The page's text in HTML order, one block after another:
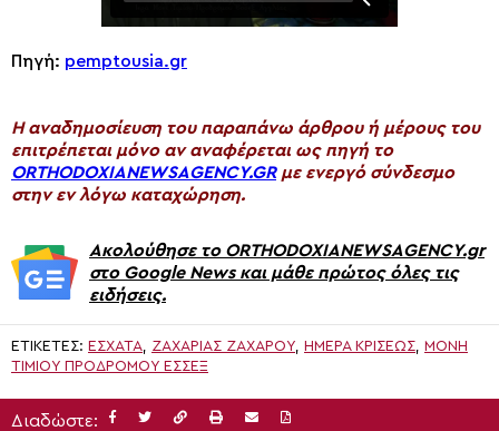
Πηγή: pemptousia.gr
H αναδημοσίευση του παραπάνω άρθρου ή μέρους του
επιτρέπεται μόνο αν αναφέρεται ως πηγή το
ORTHODOXIANEWSAGENCY.GRμε ενεργό σύνδεσμο
στην εν λόγω καταχώρηση.
Ακολούθησε το ORTHODOXIANEWSAGENCY.gr
στο Google News και μάθε πρώτος όλες τις
ειδήσεις.
ΕΤΙΚΈΤΕΣ: ΈΣΧΑΤΑ ΖΑΧΑΡΊΑΣ ΖΑΧΆΡΟΥ ΗΜΈΡΑ ΚΡΊΣΕΩΣ ΜΟΝΉ
ΤΙΜΊΟΥ ΠΡΟΔΡΌΜΟΥ ΈΣΣΕΞ
Διαδώστε: